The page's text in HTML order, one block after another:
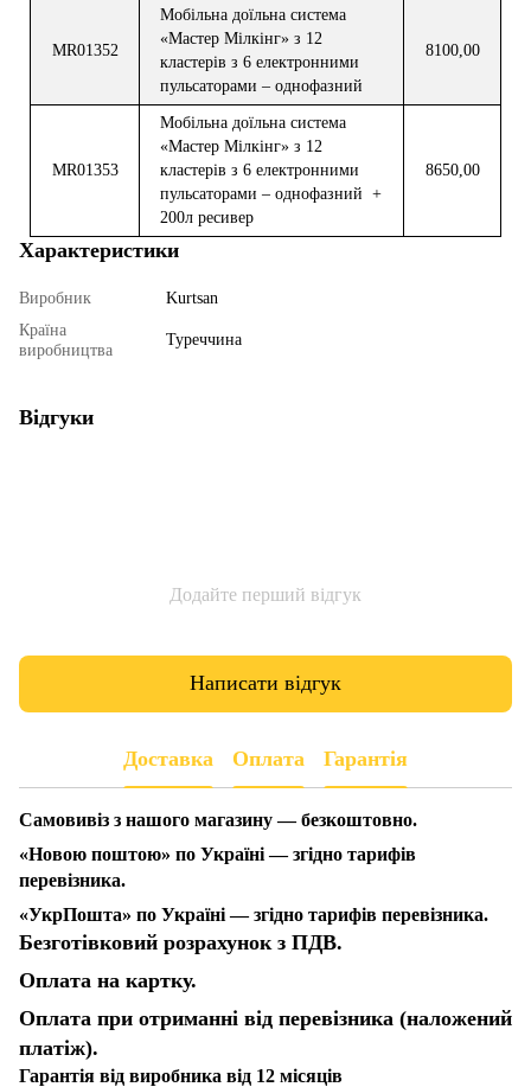
MR01352
Мобільна доїльна система
«Мастер Мілкінг»з 12
кластерівз 6 електронними
пульсаторами – однофазний
8100,00
MR01353
Мобільна доїльна система
«Мастер Мілкінг»з 12
кластерівз 6 електронними
пульсаторами – однофазний +
200л ресивер
8650,00
Характеристики
Виробник
Kurtsan
Країна
виробництва
Туреччина
Відгуки
Додайте перший відгук
Написати відгук
Доставка Оплата Гарантія
Самовивіз з нашого магазину — безкоштовно.
«Новою поштою» по Україні — згідно тарифів
перевізника.
«УкрПошта» по Україні — згідно тарифів перевізника.
Безготівковий розрахунок з ПДВ.
Оплата на картку.
Оплата при отриманні від перевізника (наложений
платіж).
Гарантія від виробника від 12 місяців